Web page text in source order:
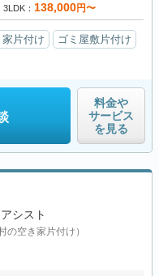
3LDK 138,000円〜
家片付け
ゴミ屋敷片付け
料金や
サービス
を見る
シスト
の空き家片付け）